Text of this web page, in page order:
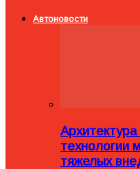
Автоновости
технологии
тяжелых